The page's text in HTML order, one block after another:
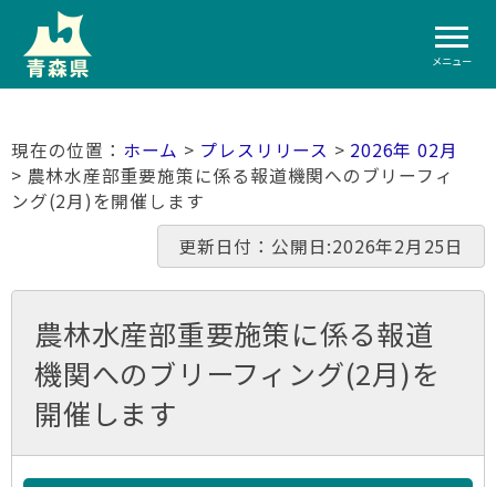
メニュー
ホーム > プレスリリース > 2026年 02月
> 農林水産部重要施策に係る報道機関へのブリーフィ
ング(2月)を開催します
更新日付：公開日:2026年2月25日
農林水産部重要施策に係る報道
機関へのブリーフィング(2月)を
開催します